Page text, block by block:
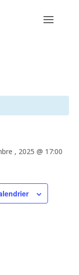
, 2025 @ 17:00